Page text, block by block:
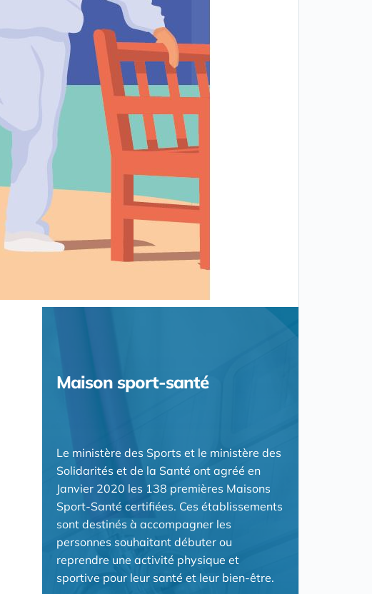
Maison sport-santé
Le ministère des Sports et le ministère des
Solidarités et de la Santé ont agréé en
Janvier 2020 les 138 premières Maisons
Sport-Santé certifiées. Ces établissements
sont destinés à accompagner les
personnes souhaitant débuter ou
reprendre une activité physique et
sportive pour leur santé et leur bien-être.